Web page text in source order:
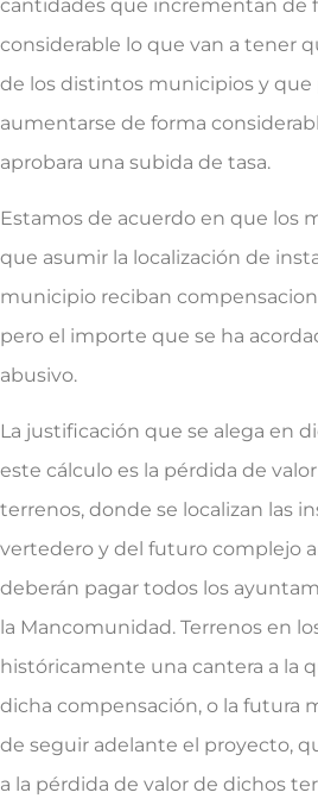
cantidades que incrementan de
considerable lo que van a tener
de los distintos municipios y que
aumentarse de forma
aprobara una subida de tasa.
Estamos de acuerdo en que los
que asumir la localización de
municipio reciban
pero el importe que se ha
abusivo.
La justificación que se alega en
este cálculo es la pérdida de
terrenos, donde se localizan las
vertedero y del futuro complejo
deberán pagar todos los
la Mancomunidad. Terrenos en
históricamente una cantera a la
dicha compensación, o la futura
de seguir adelante el proyecto,
a la pérdida de valor de dichos